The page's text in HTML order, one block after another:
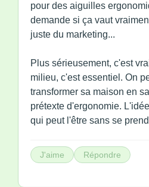
pour des aiguilles
demande si ça vaut
juste du marketing...
Plus sérieusement, c'est
milieu, c'est essentiel. On
transformer sa maison en
prétexte d'ergonomie.
qui peut l'être sans se
J'aime Répondre